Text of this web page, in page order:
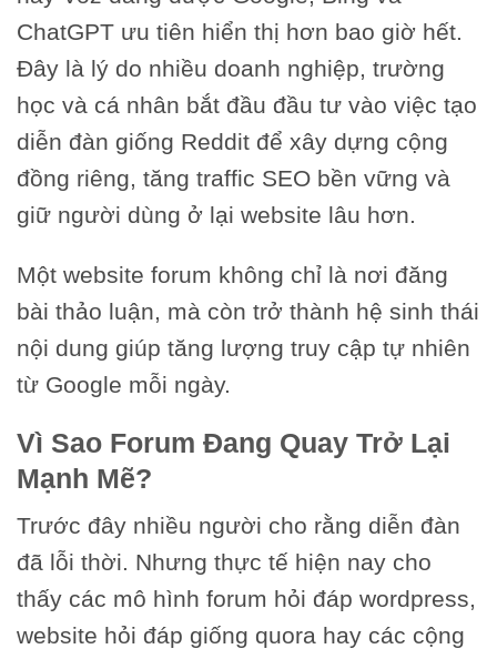
ChatGPT ưu tiên hiển thị hơn bao giờ hết.
Đây là lý do nhiều doanh nghiệp, trường
học và cá nhân bắt đầu đầu tư vào việc tạo
diễn đàn giống Reddit để xây dựng cộng
đồng riêng, tăng traffic SEO bền vững và
giữ người dùng ở lại website lâu hơn.
Một website forum không chỉ là nơi đăng
bài thảo luận, mà còn trở thành hệ sinh thái
nội dung giúp tăng lượng truy cập tự nhiên
từ Google mỗi ngày.
Vì Sao Forum Đang Quay Trở Lại
Mạnh Mẽ?
Trước đây nhiều người cho rằng diễn đàn
đã lỗi thời. Nhưng thực tế hiện nay cho
thấy các mô hình forum hỏi đáp wordpress,
website hỏi đáp giống quora hay các cộng